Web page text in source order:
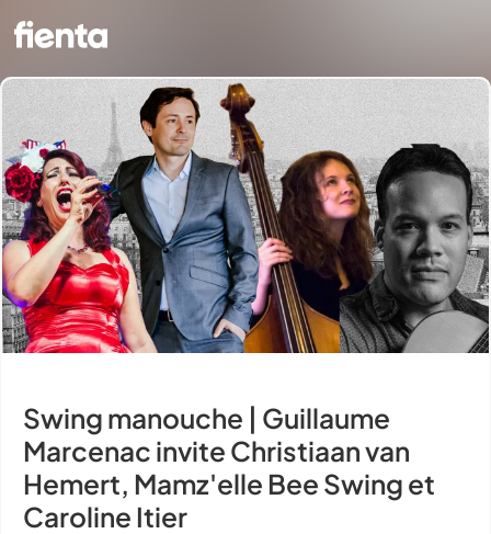
Swing manouche | Guillaume
Marcenac invite Christiaan van
Hemert, Mamz'elle Bee Swing et
Caroline Itier